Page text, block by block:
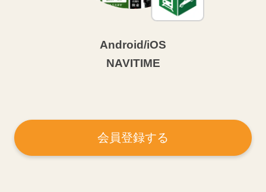
Android/iOS
NAVITIME
会員登録する